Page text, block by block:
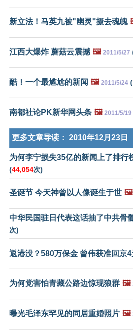
新立法！马英九被"幽灵"摄去魂魄
江西大爆炸 蘑菇云震撼 🖼️ 2011/5/27
酷！一个最尴尬的新闻 🖼️ 2011/5/24 (
南都社论PK新华网头条 🖼️ 2011/5/19
更多文章导读： 2010年12月23日
为何李宁损失35亿的新闻上了排行
(44,054次)
圣诞节 今天神曾以人像诞生于世 🖼️
中华民国驻日代表这话抽了中共骨
次)
返港没？580万保金 曾伟获准回京4
为何党害怕青藏公路边惊现狼群 🖼️
曝光毛泽东罕见的同居重婚照片 🖼️